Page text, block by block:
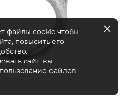
файлы cookie чтобы
повысить его
удобство.
сайт, вы
файлов